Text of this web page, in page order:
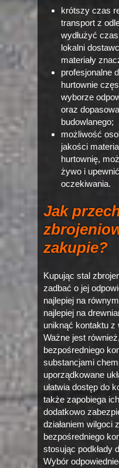
krótszy czas
transport z
wydłużyć
lokalni
materiały
profesjonalne
hurtownie
wyborze
oraz
budowlanego;
możliwość
jakości
hurtownię,
żywo i
oczekiwania.
Jak
zakupie?
Kupując stal
zadbać o jej
najlepiej na
najlepiej na
uniknąć kontaktu z
Ważne jest
bezpośredniego
substancjami
uporządkowane
ułatwia dostęp do
także zapobiega
dodatkowo
działaniem wilgoci
bezpośredniego
stosując podkłady
Wybór